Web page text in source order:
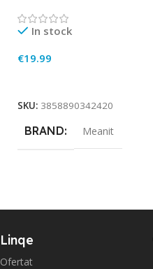
In stock
€19.99
SKU: 3858890342420
BRAND Meanit
Linqe
Ofertat